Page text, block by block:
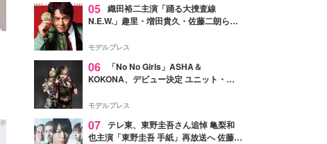
05 織田裕二主演「踊る大捜査線
N.E.W.」趣里・増田貴久・佐藤二朗ら新
徴する“謎のキーワード”も
モデルプレス
06
「No No Girls」ASHA＆
KOKONA、デビュー決定 ユニット・
リリースへ
モデルプレス
07 テレ東、東野圭吾さん追悼 亀梨和
也主演「東野圭吾 手紙」再放送へ 佐藤隆